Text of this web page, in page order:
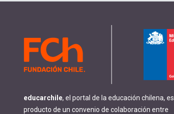
educarchile, el portal de la educación chilena, es
producto de un convenio de colaboración entre